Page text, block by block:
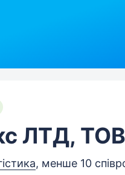
ЛТД, ТОВ
, менше 10